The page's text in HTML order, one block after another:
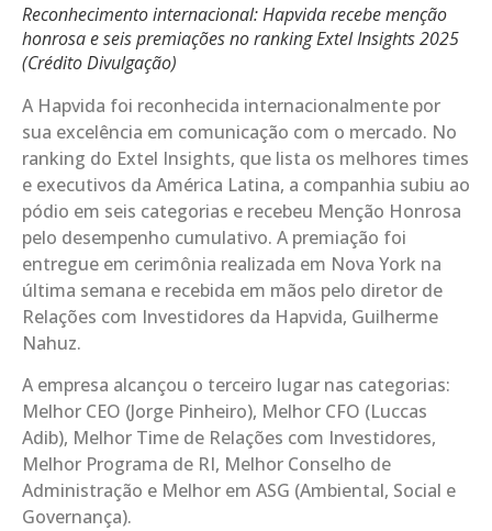
Reconhecimento internacional: Hapvida recebe menção
honrosa e seis premiações no ranking Extel Insights 2025
(Crédito Divulgação)
A Hapvida foi reconhecida internacionalmente por
sua excelência em comunicação com o mercado. No
ranking do Extel Insights, que lista os melhores times
e executivos da América Latina, a companhia subiu ao
pódio em seis categorias e recebeu Menção Honrosa
pelo desempenho cumulativo. A premiação foi
entregue em cerimônia realizada em Nova York na
última semana e recebida em mãos pelo diretor de
Relações com Investidores da Hapvida, Guilherme
Nahuz.
A empresa alcançou o terceiro lugar nas categorias:
Melhor CEO (Jorge Pinheiro), Melhor CFO (Luccas
Adib), Melhor Time de Relações com Investidores,
Melhor Programa de RI, Melhor Conselho de
Administração e Melhor em ASG (Ambiental, Social e
Governança).